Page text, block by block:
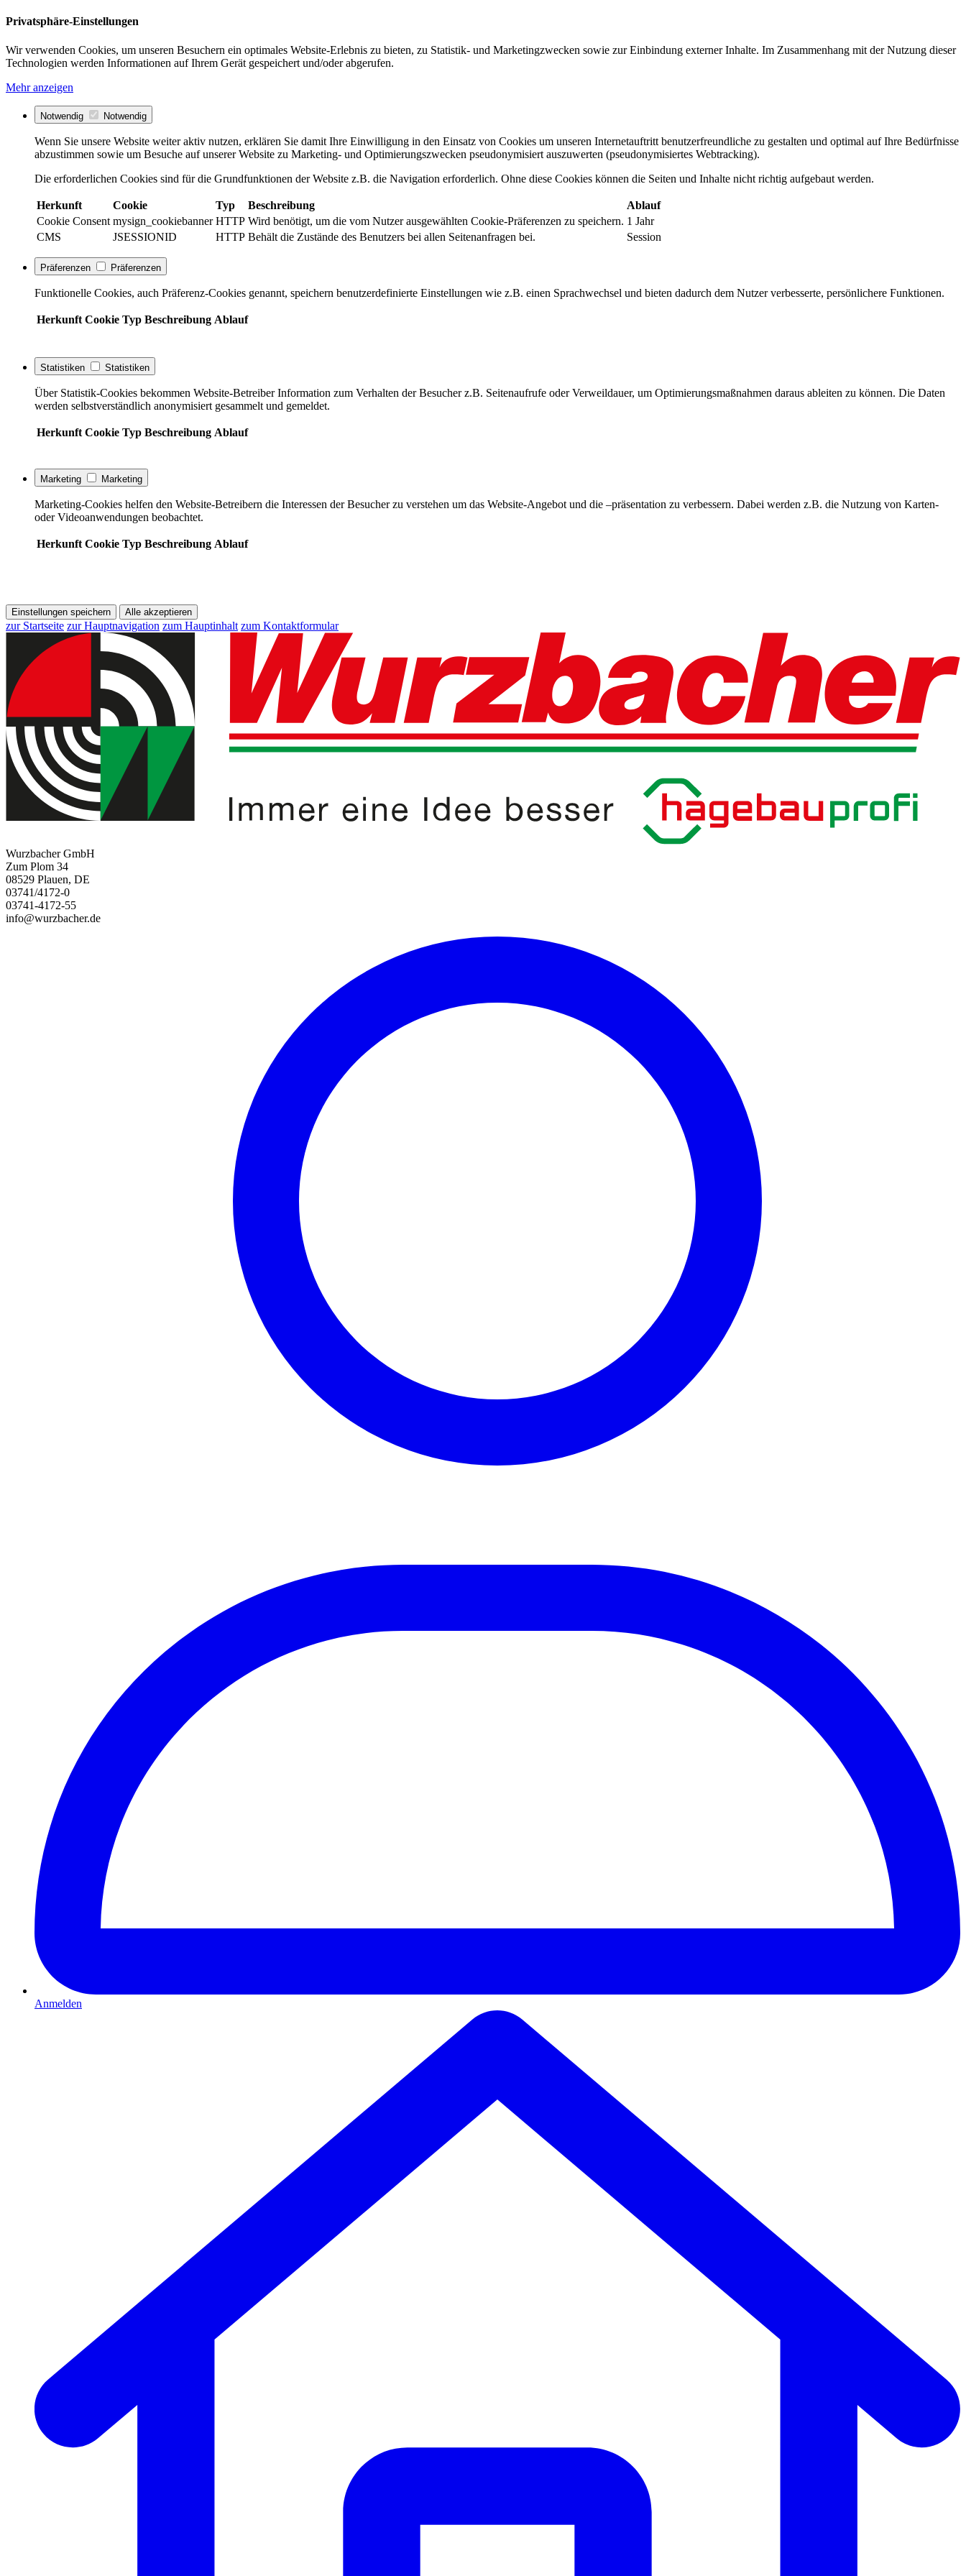
Privatsphäre-Einstellungen
Wir verwenden Cookies, um unseren Besuchern ein optimales Website-Erlebnis zu bieten, zu Statistik- und Marketingzwecken sowie zur Einbindung externer Inhalte. Im Zusammenhang mit der Nutzung dieser
Technologien werden Informationen auf Ihrem Gerät gespeichert und/oder abgerufen.
Mehr anzeigen
Notwendig Notwendig
Wenn Sie unsere Website weiter aktiv nutzen, erklären Sie damit Ihre Einwilligung in den Einsatz von Cookies um unseren Internetauftritt benutzerfreundliche zu gestalten und optimal auf Ihre Bedürfnisse
abzustimmen sowie um Besuche auf unserer Website zu Marketing- und Optimierungszwecken pseudonymisiert auszuwerten (pseudonymisiertes Webtracking).
Die erforderlichen Cookies sind für die Grundfunktionen der Website z.B. die Navigation erforderlich. Ohne diese Cookies können die Seiten und Inhalte nicht richtig aufgebaut werden.
Herkunft Cookie Typ Beschreibung
Ablauf
Cookie Consent mysign_cookiebanner HTTP Wird benötigt, um die vom Nutzer ausgewählten Cookie-Präferenzen zu speichern. 1 Jahr
CMS
JSESSIONID HTTP Behält die Zustände des Benutzers bei allen Seitenanfragen bei. Session
Präferenzen Präferenzen
Funktionelle Cookies, auch Präferenz-Cookies genannt, speichern benutzerdefinierte Einstellungen wie z.B. einen Sprachwechsel und bieten dadurch dem Nutzer verbesserte, persönlichere Funktionen.
Herkunft Cookie Typ Beschreibung Ablauf
Statistiken Statistiken
Über Statistik-Cookies bekommen Website-Betreiber Information zum Verhalten der Besucher z.B. Seitenaufrufe oder Verweildauer, um Optimierungsmaßnahmen daraus ableiten zu können. Die Daten
werden selbstverständlich anonymisiert gesammelt und gemeldet.
Herkunft Cookie Typ Beschreibung Ablauf
Marketing Marketing
Marketing-Cookies helfen den Website-Betreibern die Interessen der Besucher zu verstehen um das Website-Angebot und die –präsentation zu verbessern. Dabei werden z.B. die Nutzung von Karten-
oder Videoanwendungen beobachtet.
Herkunft Cookie Typ Beschreibung Ablauf
Einstellungen speichern Alle akzeptieren
zur Startseite zur Hauptnavigation zum Hauptinhalt zum Kontaktformular
Wurzbacher GmbH
Zum Plom 34
08529 Plauen, DE
03741/4172-0
03741-4172-55
info@wurzbacher.de
Anmelden